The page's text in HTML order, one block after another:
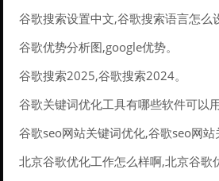
谷歌搜索设置中文,谷歌搜索语言怎么
谷歌优势分析图,google优势。
谷歌搜索2025,谷歌搜索2024。
谷歌关键词优化工具有哪些软件可以
有哪些软件可以用的。
谷歌seo网站关键词优化,谷歌seo网站
北京谷歌优化工作怎么样啊,北京谷歌